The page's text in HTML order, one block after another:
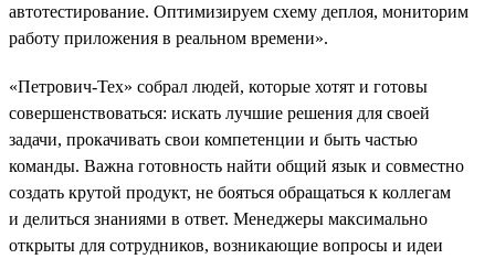
автотестирование. Оптимизируем схему деплоя, мониторим
работу приложения в реальном времени».
«Петрович-Тех» собрал людей, которые хотят и готовы
совершенствоваться: искать лучшие решения для своей
задачи, прокачивать свои компетенции и быть частью
команды. Важна готовность найти общий язык и совместно
создать крутой продукт, не бояться обращаться к коллегам
и делиться знаниями в ответ. Менеджеры максимально
открыты для сотрудников, возникающие вопросы и идеи